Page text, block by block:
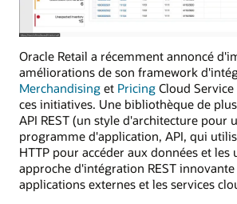
Oracle Retail a récemment annoncé
améliorations de son framework
Merchandising et Pricing Cloud
ces initiatives. Une bibliothèque de
API REST (un style d'architecture pour
programme d'application, API, qui
HTTP pour accéder aux données et
approche d'intégration REST innovante
applications externes et les services